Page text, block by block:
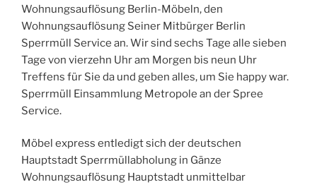
Wohnungsauflösung Berlin-Möbeln, den
Wohnungsauflösung Seiner Mitbürger Berlin
Sperrmüll Service an. Wir sind sechs Tage alle sieben
Tage von vierzehn Uhr am Morgen bis neun Uhr
Treffens für Sie da und geben alles, um Sie happy war.
Sperrmüll Einsammlung Metropole an der Spree
Service.
Möbel express entledigt sich der deutschen
Hauptstadt Sperrmüllabholung in Gänze
Wohnungsauflösung Hauptstadt unmittelbar